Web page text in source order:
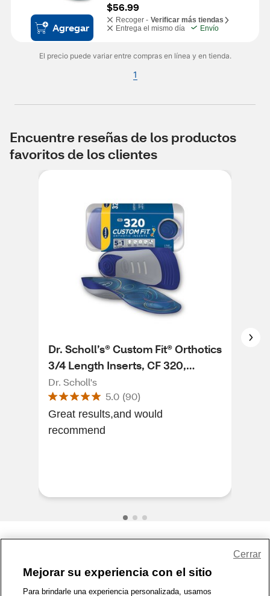
Agregar
$56.99
Recoger - Verificar más tiendas
Entrega el mismo día
Envío
El precio puede variar entre compras en línea y en tienda.
1
Encuentre reseñas de los productos
favoritos de los clientes
Dr. Scholl’s® Custom Fit® Orthotics
3/4 Length Inserts, CF 320,
Insoles Fit Men & Womens Shoes
Dr. Scholl's
5.0 (90)
Great results,and would
recommend
1-800-679-9691 | Contáctenos | Términos de Uso | Accesibilidad
Mejorar su experiencia con el sitio
Para brindarle una experiencia personalizada, usamos
Cerrar